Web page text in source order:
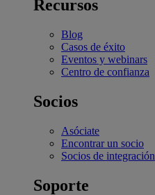
Recursos
Blog
Casos de éxito
Eventos y webinars
Centro de confianza
Socios
Asóciate
Encontrar un socio
Socios de integración
Soporte